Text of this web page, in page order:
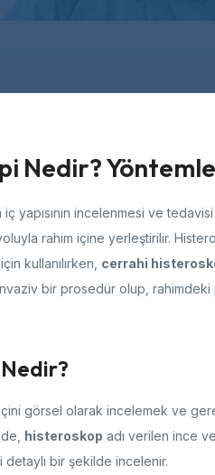
Nedir?
iç yapısının incelenmesi ve
rahim içine yerleştirilir.
kullanılırken, cerrahi
bir prosedür olup,
içini görsel olarak incelemek ve
histeroskop adı verilen ince
bir şekilde incelenir.